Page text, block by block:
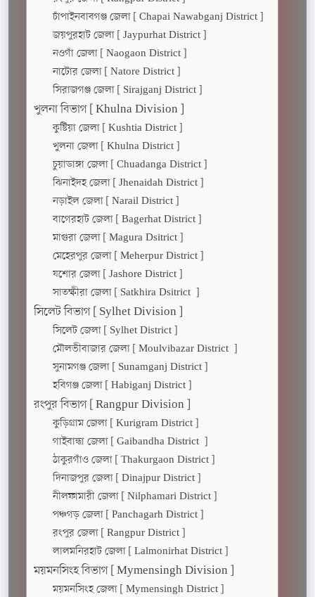
চাঁপাইনবাবগঞ্জ জেলা [ Chapai Nawabganj District ]
জয়পুরহাট জেলা [ Jaypurhat District ]
নওগাঁ জেলা [ Naogaon District ]
নাটোর জেলা [ Natore District ]
সিরাজগঞ্জ জেলা [ Sirajganj District ]
খুলনা বিভাগ [ Khulna Division ]
কুষ্টিয়া জেলা [ Kushtia District ]
খুলনা জেলা [ Khulna District ]
চুয়াডাঙ্গা জেলা [ Chuadanga District ]
ঝিনাইদহ জেলা [ Jhenaidah District ]
নড়াইল জেলা [ Narail District ]
বাগেরহাট জেলা [ Bagerhat District ]
মাগুরা জেলা [ Magura Dsitrict ]
মেহেরপুর জেলা [ Meherpur District ]
যশোর জেলা [ Jashore District ]
সাতক্ষীরা জেলা [ Satkhira Dsitrict ]
সিলেট বিভাগ [ Sylhet Division ]
সিলেট জেলা [ Sylhet District ]
মৌলভীবাজার জেলা [ Moulvibazar District ]
সুনামগঞ্জ জেলা [ Sunamganj District ]
হবিগঞ্জ জেলা [ Habiganj District ]
রংপুর বিভাগ [ Rangpur Division ]
কুড়িগ্রাম জেলা [ Kurigram District ]
গাইবান্ধা জেলা [ Gaibandha District ]
ঠাকুরগাঁও জেলা [ Thakurgaon District ]
দিনাজপুর জেলা [ Dinajpur District ]
নীলফামারী জেলা [ Nilphamari District ]
পঞ্চগড় জেলা [ Panchagarh District ]
রংপুর জেলা [ Rangpur District ]
লালমনিরহাট জেলা [ Lalmonirhat District ]
ময়মনসিংহ বিভাগ [ Mymensingh Division ]
ময়মনসিংহ জেলা [ Mymensingh District ]